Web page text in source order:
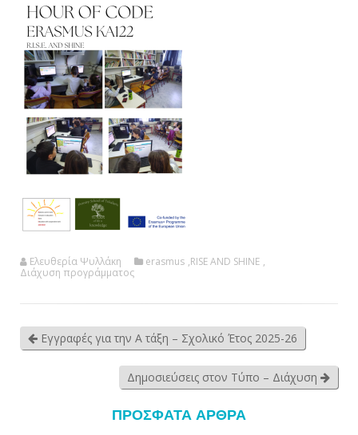
Ελευθερία Ψυλλάκη erasmus ,RISE AND SHINE ,
Διάχυση προγράμματος
Εγγραφές για την Α τάξη – Σχολικό Έτος 2025-26
Δημοσιεύσεις στον Τύπο – Διάχυση
ΠΡΌΣΦΑΤΑ ΆΡΘΡΑ